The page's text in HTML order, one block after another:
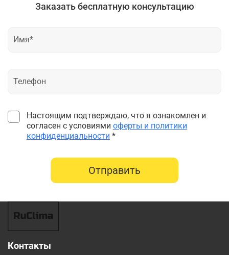
Заказать бесплатную консультацию
Настоящим подтверждаю, что я ознакомлен и
согласен с условиями оферты и политики
конфиденциальности *
Отправить
Контакты